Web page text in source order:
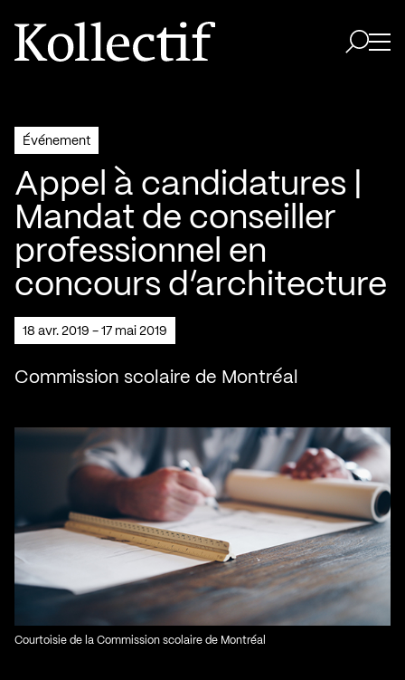
Aller à la page d'accueil
Logo Kollectif
Événement
Appel à candidatures |
Mandat de conseiller
professionnel en
concours d’architecture
18 avr. 2019 - 17 mai 2019
Commission scolaire de Montréal
Courtoisie de la Commission scolaire de Montréal